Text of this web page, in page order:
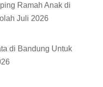
Ramah Anak di
Juli 2026
di Bandung Untuk